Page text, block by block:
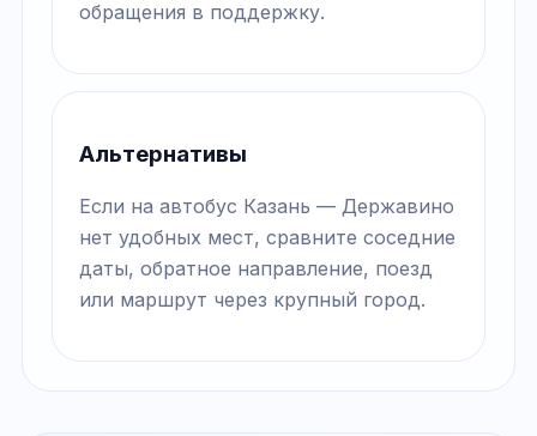
обращения в поддержку.
Альтернативы
Если на автобус Казань — Державино
нет удобных мест, сравните соседние
даты, обратное направление, поезд
или маршрут через крупный город.